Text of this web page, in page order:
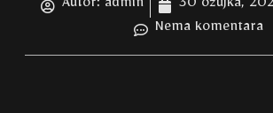
Autor: admin 30 ožujka,
Nema komentara